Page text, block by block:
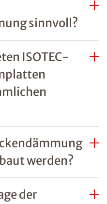
sinnvoll?
ISOTEC-
werden?
der